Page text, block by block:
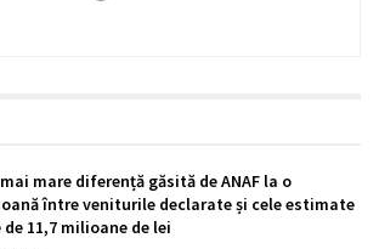
mai mare diferență găsită de ANAF la o
între veniturile declarate și cele estimate
de 11,7 milioane de lei